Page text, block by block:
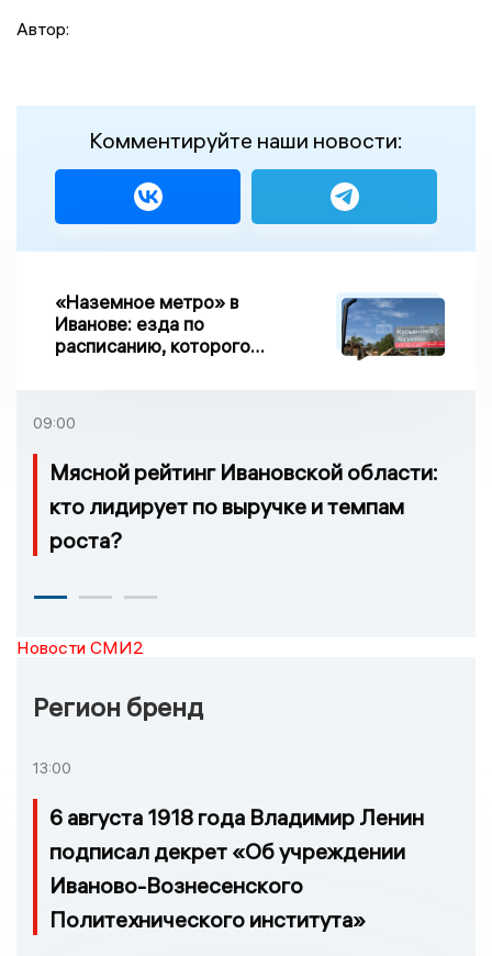
Автор:
Комментируйте наши новости:
«Наземное метро» в
Иванове: езда по
расписанию, которого
09:00
Мясной рейтинг Ивановской области:
кто лидирует по выручке и темпам
роста?
Новости СМИ2
Регион бренд
13:00
6 августа 1918 года Владимир Ленин
подписал декрет «Об учреждении
Иваново-Вознесенского
Политехнического института»